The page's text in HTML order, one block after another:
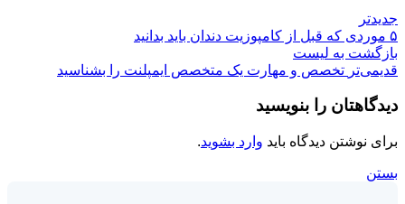
جدیدتر
۵ موردی که قبل از کامپوزیت دندان باید بدانید
بازگشت بە لیست
قدیمی‌تر تخصص و مهارت یک متخصص ایمپلنت را بشناسید
دیدگاهتان را بنویسید
برای نوشتن دیدگاه باید وارد بشوید.
بستن